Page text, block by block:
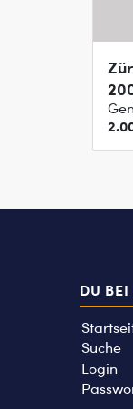
DU BEI
Suche
Login